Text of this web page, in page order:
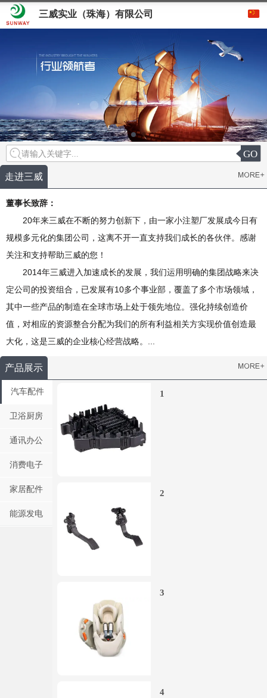
三威实业（珠海）有限公司
GO
请输入关键字...
走进三威
董事长致辞：
20年来三威在不断的努力创新下，由一家小注塑厂发展成今日有
规模多元化的集团公司，这离不开一直支持我们成长的各伙伴。感谢
关注和支持帮助三威的您！
2014年三威进入加速成长的发展，我们运用明确的集团战略来决
定公司的投资组合，已发展有10多个事业部，覆盖了多个市场领域，
其中一些产品的制造在全球市场上处于领先地位。强化持续创造价
值，对相应的资源整合分配为我们的所有利益相关方实现价值创造最
大化，这是三威的企业核心经营战略。...
产品展示
汽车配件
卫浴厨房
通讯办公
消费电子
家居配件
能源发电
1
2
3
4